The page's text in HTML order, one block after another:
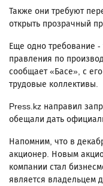
Также они требуют
открыть прозрачный
Еще одно требование
правления по
сообщает «Басе», с
трудовые коллективы.
Press.kz направил
обещали дать
Напомним, что в
акционер. Новым
компании стал
является владельцем